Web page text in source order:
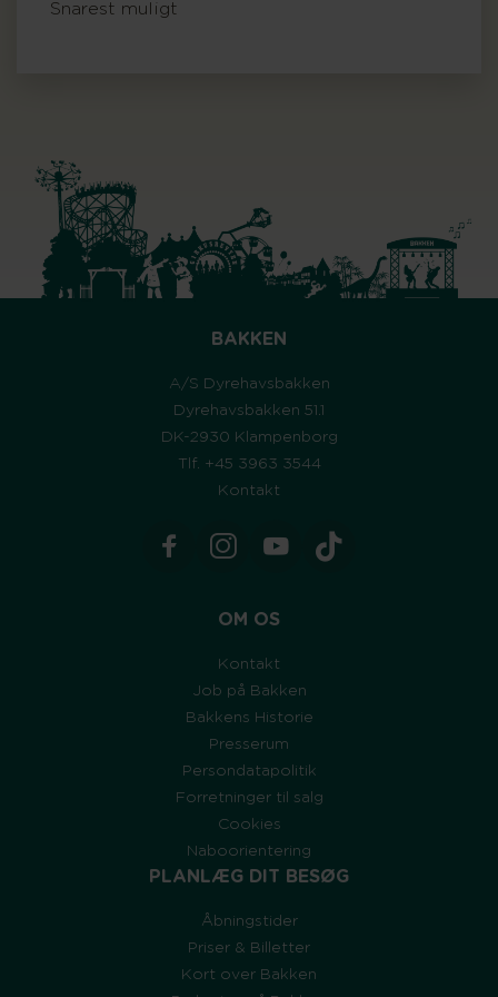
Snarest muligt
BAKKEN
A/S Dyrehavsbakken
Dyrehavsbakken 51.1
DK-2930 Klampenborg
Tlf. +45 3963 3544
Kontakt
OM OS
Kontakt
Job på Bakken
Bakkens Historie
Presserum
Persondatapolitik
Forretninger til salg
Cookies
Naboorientering
PLANLÆG DIT BESØG
Åbningstider
Priser & Billetter
Kort over Bakken